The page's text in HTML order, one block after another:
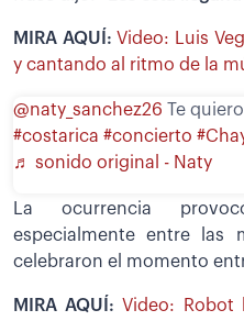
MIRA AQUÍ:Video: Luis
y cantando al ritmo de la
@naty_sanchez26 Te
#costarica #concierto
♬ sonido original - Naty
La ocurrencia
especialmente entre las
celebraron el momento
MIRA AQUÍ: Video: Robot